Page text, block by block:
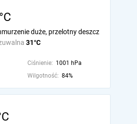
31°C
duże, przelotny deszcz
Ciśnienie: 1001 hPa
Wilgotność: 84%